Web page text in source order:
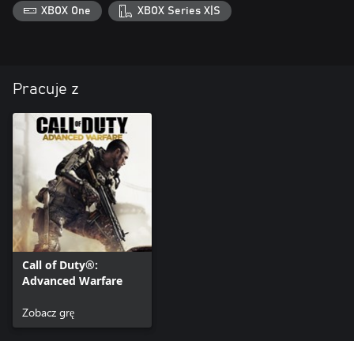
XBOX One XBOX Series X|S
Pracuje z
Call of Duty®:
Advanced Warfare
Zobacz grę